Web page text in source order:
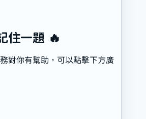
住一題 🔥
對你有幫助，可以點擊下方廣